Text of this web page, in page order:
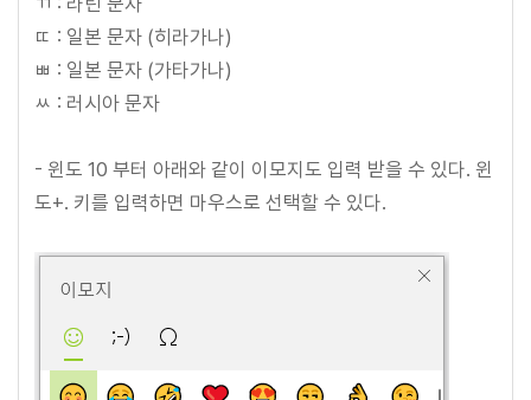
ㄸ : 일본 문자 (히라가나)
ㅃ : 일본 문자 (가타가나)
ㅆ : 러시아 문자
- 윈도 10 부터 아래와 같이 이모지도 입력 받을 수 있다. 윈
도+. 키를 입력하면 마우스로 선택할 수 있다.